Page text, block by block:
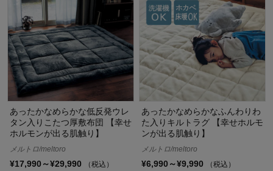
あったかなめらかな低反発ウレ
タン入りこたつ厚敷布団 【幸せ
ホルモンが出る肌触り】
メルトロ/meltoro
¥17,990～¥29,990
（税込）
あったかなめらかなふんわりわ
た入りキルトラグ 【幸せホルモ
ンが出る肌触り】
メルトロ/meltoro
¥6,990～¥9,990
（税込）